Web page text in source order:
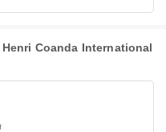
Henri Coanda International